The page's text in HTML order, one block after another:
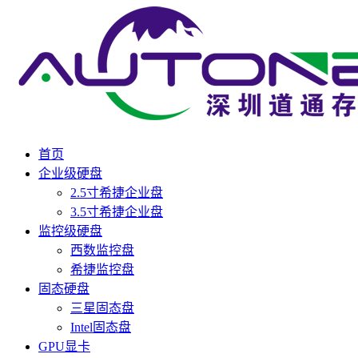
首页
企业级硬盘
2.5寸希捷企业盘
3.5寸希捷企业盘
监控级硬盘
西数监控盘
希捷监控盘
固态硬盘
三星固态盘
Intel固态盘
GPU显卡